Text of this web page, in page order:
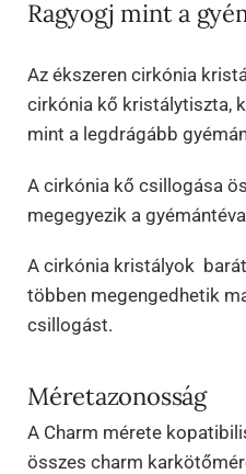
Ragyogj mint a
Az ékszeren cirkónia
cirkónia kő kristálytiszta,
mint a legdrágább
A cirkónia kő csillogása
megegyezik a
A cirkónia kristályok
többen megengedhetik
csillogást.
Méretazonosság
A Charm mérete
összes charm